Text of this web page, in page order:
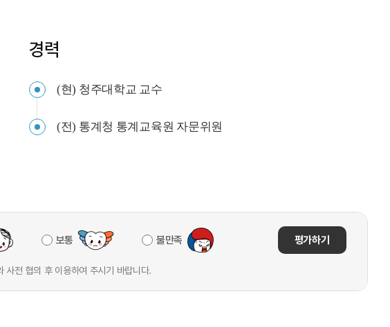
경력
(현) 청주대학교 교수
(전) 통계청 통계교육원 자문위원
보통 불만족 평가하기
사전 협의 후 이용하여 주시기 바랍니다.